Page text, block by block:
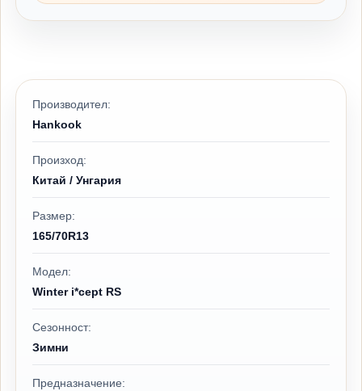
Производител:
Hankook
Произход:
Китай / Унгария
Размер:
165/70R13
Модел:
Winter i*cept RS
Сезонност:
Зимни
Предназначение: